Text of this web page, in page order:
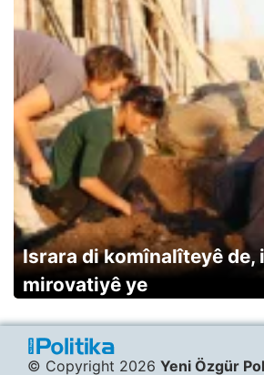
Israra di komînalîteyê de,
mirovatiyê ye
© Copyright 2026 Yeni Özgür